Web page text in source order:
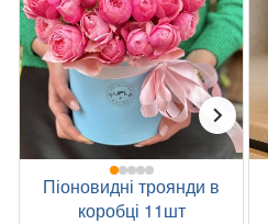
Піоновидні троянди в
коробці 11шт